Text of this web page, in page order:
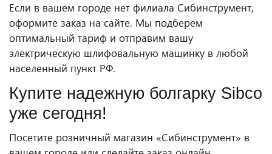
Если в вашем городе нет филиала Сибинструмент,
оформите заказ на сайте. Мы подберем
оптимальный тариф и отправим вашу
электрическую шлифовальную машинку в любой
населенный пункт РФ.
Купите надежную болгарку Sibco
уже сегодня!
Посетите розничный магазин «Сибинструмент» в